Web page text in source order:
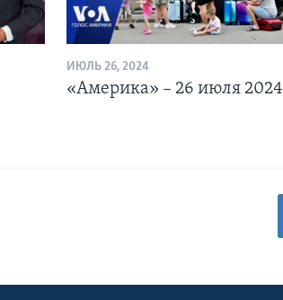
ИЮЛЬ 26, 2024
«Америка» – 26 июля 2024